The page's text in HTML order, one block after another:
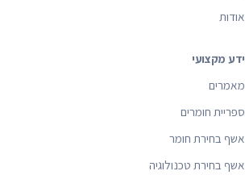
אודות
ידע מקצועי
מאמרים
ספריית חומרים
אשף בחירת חומר
אשף בחירת טכנולוגיה